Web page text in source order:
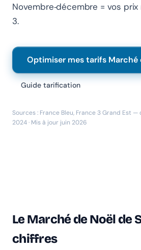
Novembre‑décembre = vos
3.
Optimiser mes tarifs Marché
Guide tarification
Sources : France Bleu, France 3 Grand Est
2024 · Mis à jour juin 2026
Le Marché de Noël de
chiffres